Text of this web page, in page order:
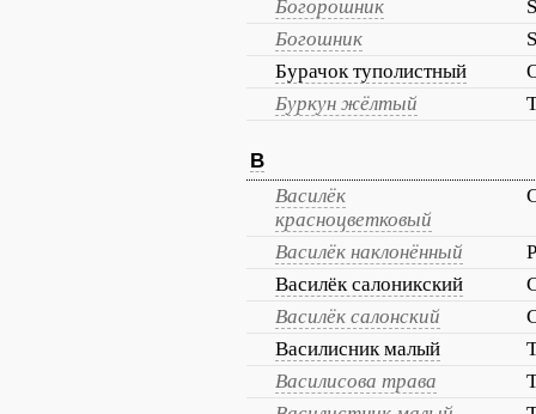
Богорошник
Богошник
Бурачок туполистный
Буркун жёлтый
В
Василёк
красноцветковый
Василёк наклонённый
Василёк салоникский
Василёк салонский
Василисник малый
Василисова трава